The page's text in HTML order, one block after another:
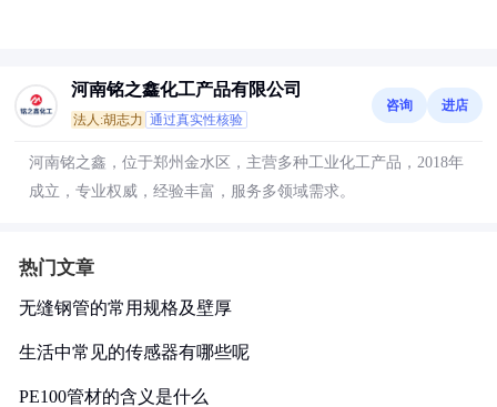
河南铭之鑫化工产品有限公司
法人:胡志力 通过真实性核验
咨询 进店
河南铭之鑫，位于郑州金水区，主营多种工业化工产品，2018年
成立，专业权威，经验丰富，服务多领域需求。
热门文章
无缝钢管的常用规格及壁厚
生活中常见的传感器有哪些呢
PE100管材的含义是什么